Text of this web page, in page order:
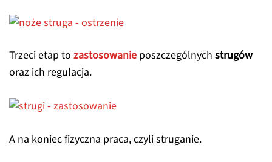
Trzeci etap to zastosowanie poszczególnych strugów
oraz ich regulacja.
A na koniec fizyczna praca, czyli struganie.